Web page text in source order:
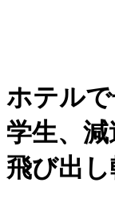
ホテル
学生、
飛び出